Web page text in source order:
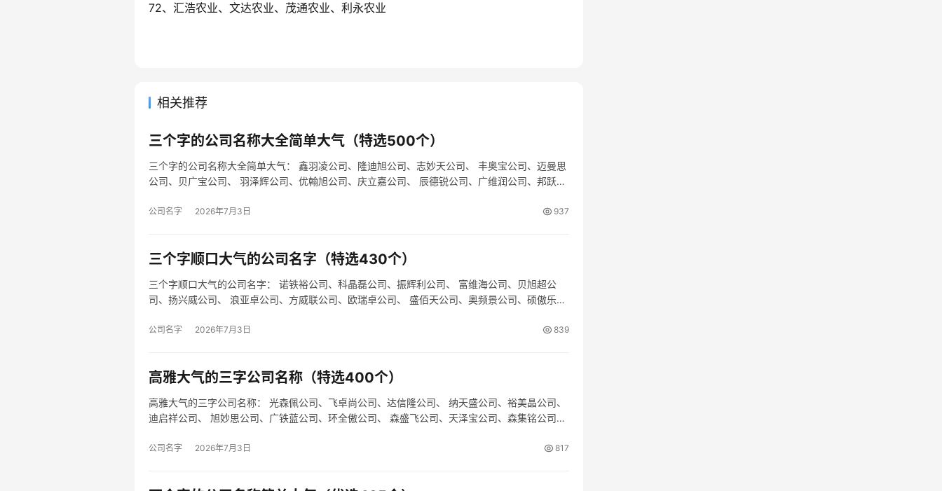
72、汇浩农业、文达农业、茂通农业、利永农业
相关推荐
三个字的公司名称大全简单大气（特选500个）
三个字的公司名称大全简单大气： 鑫羽凌公司、隆迪旭公司、志妙天公司、 丰奥宝公司、迈曼思
公司、贝广宝公司、 羽泽辉公司、优翰旭公司、庆立嘉公司、 辰德锐公司、广维润公司、邦跃曼
公司名字 2026年7月3日 937
三个字顺口大气的公司名字（特选430个）
三个字顺口大气的公司名字： 诺铁裕公司、科晶磊公司、振辉利公司、 富维海公司、贝旭超公
司、扬兴威公司、 浪亚卓公司、方威联公司、欧瑞卓公司、 盛佰天公司、奥频景公司、硕傲乐公
公司名字 2026年7月3日 839
高雅大气的三字公司名称（特选400个）
高雅大气的三字公司名称： 光森佩公司、飞卓尚公司、达信隆公司、 纳天盛公司、裕美晶公司、
迪启祥公司、 旭妙思公司、广铁蓝公司、环全傲公司、 森盛飞公司、天泽宝公司、森集铭公司、
公司名字 2026年7月3日 817